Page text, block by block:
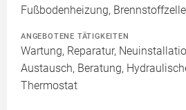
Fußbodenheizung,
ANGEBOTENE TÄTIGKEITEN
Wartung, Reparatur,
Austausch, Beratung,
Thermostat